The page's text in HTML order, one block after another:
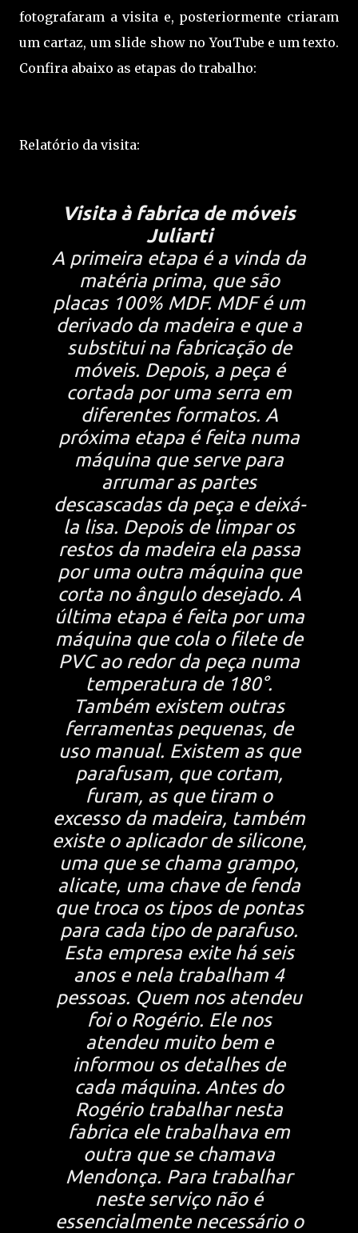
fotografaram a visita e, posteriormente criaram
um cartaz, um slide show no YouTube e um texto.
Confira abaixo as etapas do trabalho:
Relatório da visita:
Visita à fabrica de móveis
Juliarti
A primeira etapa é a vinda da
matéria prima, que são
placas 100% MDF. MDF é um
derivado da madeira e que a
substitui na fabricação de
móveis. Depois, a peça é
cortada por uma serra em
diferentes formatos. A
próxima etapa é feita numa
máquina que serve para
arrumar as partes
descascadas da peça e deixá-
la lisa. Depois de limpar os
restos da madeira ela passa
por uma outra máquina que
corta no ângulo desejado. A
última etapa é feita por uma
máquina que cola o filete de
PVC ao redor da peça numa
temperatura de 180°.
Também existem outras
ferramentas pequenas, de
uso manual. Existem as que
parafusam, que cortam,
furam, as que tiram o
excesso da madeira, também
existe o aplicador de silicone,
uma que se chama grampo,
alicate, uma chave de fenda
que troca os tipos de pontas
para cada tipo de parafuso.
Esta empresa exite há seis
anos e nela trabalham 4
pessoas. Quem nos atendeu
foi o Rogério. Ele nos
atendeu muito bem e
informou os detalhes de
cada máquina. Antes do
Rogério trabalhar nesta
fabrica ele trabalhava em
outra que se chamava
Mendonça. Para trabalhar
neste serviço não é
essencialmente necessário o